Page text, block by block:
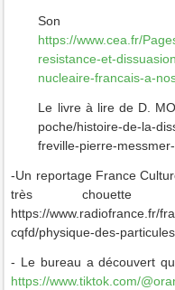
Son
https://www.cea.fr/
resistance-et-
nucleaire-francais-a-
Le livre à lire de D.
poche/histoire-de-la-
freville-pierre-
-Un reportage France
très
https://www.radiofrance.fr/
cqfd/physique-des-
- Le bureau a découvert
https://www.tiktok.com/